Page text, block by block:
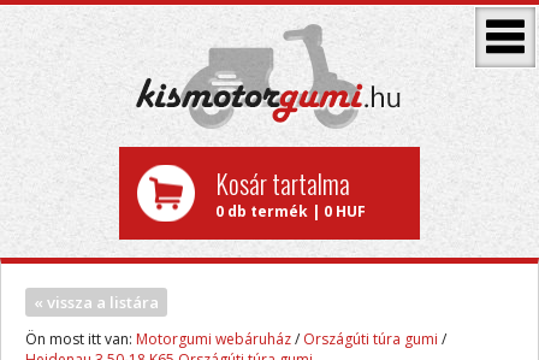
Kosár tartalma
0 db termék | 0 HUF
« vissza a listára
Ön most itt van: Motorgumi webáruház/ Országúti túra gumi /